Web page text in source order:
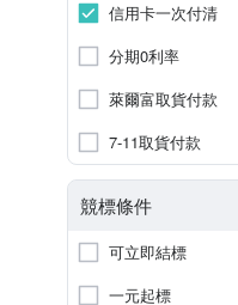
信用卡一次付清
分期0利率
萊爾富取貨付款
7-11取貨付款
競標條件
可立即結標
一元起標